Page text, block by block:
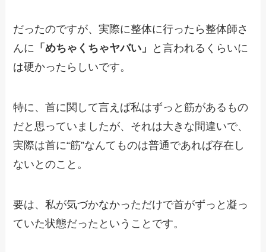
だったのですが、実際に整体に行ったら整体師さ
んに 「めちゃくちゃヤバい」
と言われるくらいに
は硬かったらしいです。
特に、首に関して言えば私はずっと筋があるもの
だと思っていましたが、それは大きな間違いで、
実際は首に“筋”なんてものは普通であれば存在し
ないとのこと。
要は、私が気づかなかっただけで首がずっと凝っ
ていた状態だったということです。